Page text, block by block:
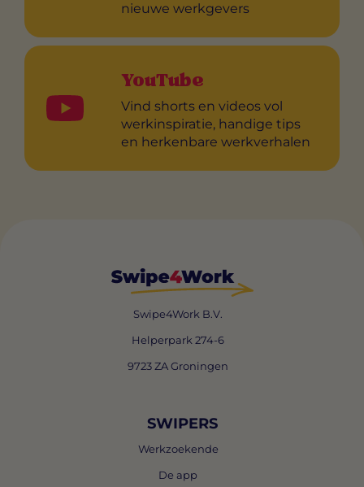
nieuwe werkgevers
YouTube
Vind shorts en videos vol
werkinspiratie, handige tips
en herkenbare werkverhalen
Swipe4Work B.V.
Helperpark 274-6
9723 ZA Groningen
SWIPERS
Werkzoekende
De app